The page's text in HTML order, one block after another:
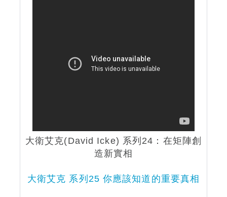
大衛艾克(David Icke) 系列24：在矩陣創
造新實相
大衛艾克 系列 25 你應該知道的重要真相